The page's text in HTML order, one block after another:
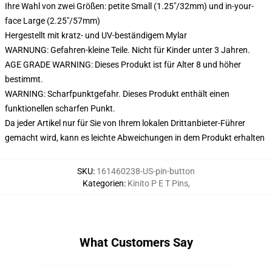
Ihre Wahl von zwei Größen: petite Small (1.25"/32mm) und in-your-
face Large (2.25"/57mm)
Hergestellt mit kratz- und UV-beständigem Mylar
WARNUNG: Gefahren-kleine Teile. Nicht für Kinder unter 3 Jahren.
AGE GRADE WARNING: Dieses Produkt ist für Alter 8 und höher
bestimmt.
WARNING: Scharfpunktgefahr. Dieses Produkt enthält einen
funktionellen scharfen Punkt.
Da jeder Artikel nur für Sie von Ihrem lokalen Drittanbieter-Führer
gemacht wird, kann es leichte Abweichungen in dem Produkt erhalten
SKU: 161460238-US-pin-button
Kategorien: Kinito P E T Pins,
What Customers Say